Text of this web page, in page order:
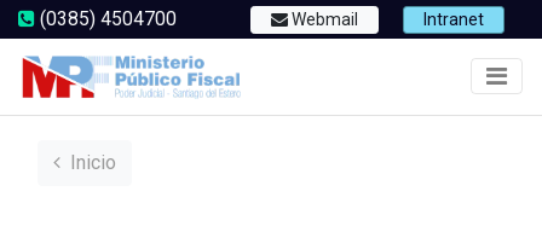
(0385) 4504700 Webmail Intranet
Inicio